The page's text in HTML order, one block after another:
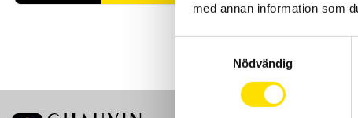
med annan information som
Nödvändig